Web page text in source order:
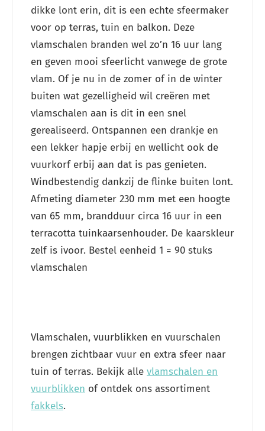
dikke lont erin, dit is een echte sfeermaker
voor op terras, tuin en balkon. Deze
vlamschalen branden wel zo’n 16 uur lang
en geven mooi sfeerlicht vanwege de grote
vlam. Of je nu in de zomer of in de winter
buiten wat gezelligheid wil creëren met
vlamschalen aan is dit in een snel
gerealiseerd. Ontspannen een drankje en
een lekker hapje erbij en wellicht ook de
vuurkorf erbij aan dat is pas genieten.
Windbestendig dankzij de flinke buiten lont.
Afmeting diameter 230 mm met een hoogte
van 65 mm, brandduur circa 16 uur in een
terracotta tuinkaarsenhouder. De kaarskleur
zelf is ivoor. Bestel eenheid 1 = 90 stuks
vlamschalen
Vlamschalen, vuurblikken en vuurschalen
brengen zichtbaar vuur en extra sfeer naar
tuin of terras. Bekijk alle vlamschalen en
vuurblikken of ontdek ons assortiment
fakkels.